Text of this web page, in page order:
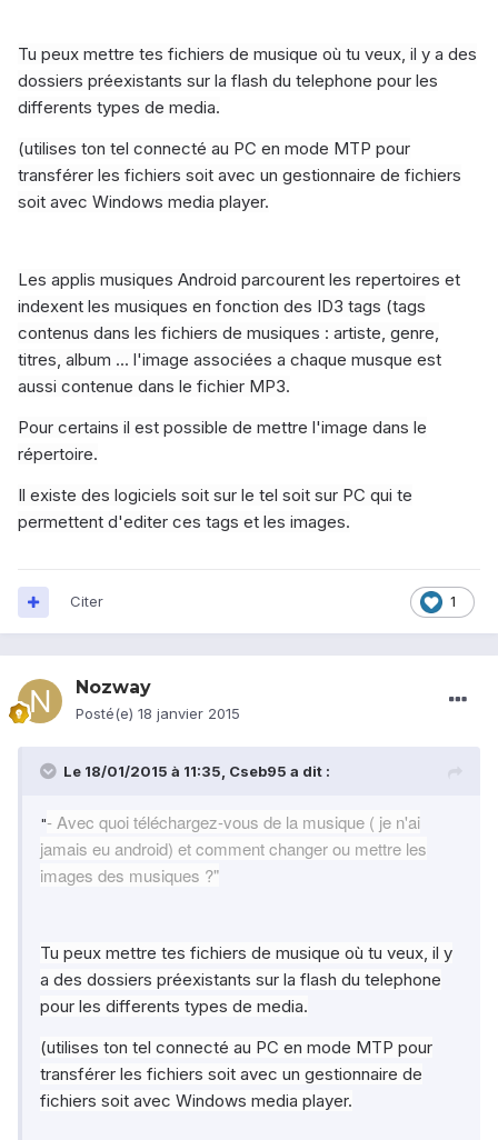
Tu peux mettre tes fichiers de musique où tu veux, il y a des
dossiers préexistants sur la flash du telephone pour les
differents types de media.
(utilises ton tel connecté au PC en mode MTP pour
transférer les fichiers soit avec un gestionnaire de fichiers
soit avec Windows media player.
Les applis musiques Android parcourent les repertoires et
indexent les musiques en fonction des ID3 tags (tags
contenus dans les fichiers de musiques : artiste, genre,
titres, album ... l'image associées a chaque musque est
aussi contenue dans le fichier MP3.
Pour certains il est possible de mettre l'image dans le
répertoire.
Il existe des logiciels soit sur le tel soit sur PC qui te
permettent d'editer ces tags et les images.
1
Citer
Nozway
Posté(e) 18 janvier 2015
Le 18/01/2015 à 11:35, Cseb95 a dit :
"- Avec quoi téléchargez-vous de la musique ( je n'ai
jamais eu android) et comment changer ou mettre les
images des musiques ?"
Tu peux mettre tes fichiers de musique où tu veux, il y
a des dossiers préexistants sur la flash du telephone
pour les differents types de media.
(utilises ton tel connecté au PC en mode MTP pour
transférer les fichiers soit avec un gestionnaire de
fichiers soit avec Windows media player.